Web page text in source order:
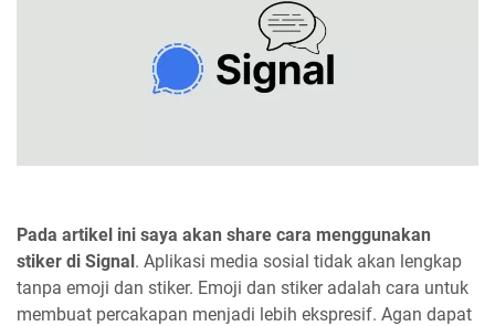
Pada artikel ini saya akan share cara menggunakan
stiker di Signal. Aplikasi media sosial tidak akan lengkap
tanpa emoji dan stiker. Emoji dan stiker adalah cara untuk
membuat percakapan menjadi lebih ekspresif. Agan dapat